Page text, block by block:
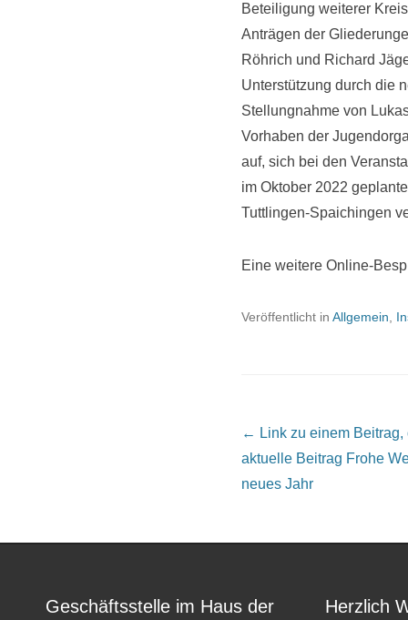
Beteiligung weiterer
Anträgen der
Röhrich und Richard
Unterstützung durch die
Stellungnahme von
Vorhaben der
auf, sich bei den
im Oktober 2022
Tuttlingen-Spaichingen
Eine weitere Online-
Veröffentlicht in Allgemein
Beitrags Übersicht
← Link zu einem Beitrag,
aktuelle Beitrag Frohe
neues Jahr
Geschäftsstelle im Haus der Herzlich